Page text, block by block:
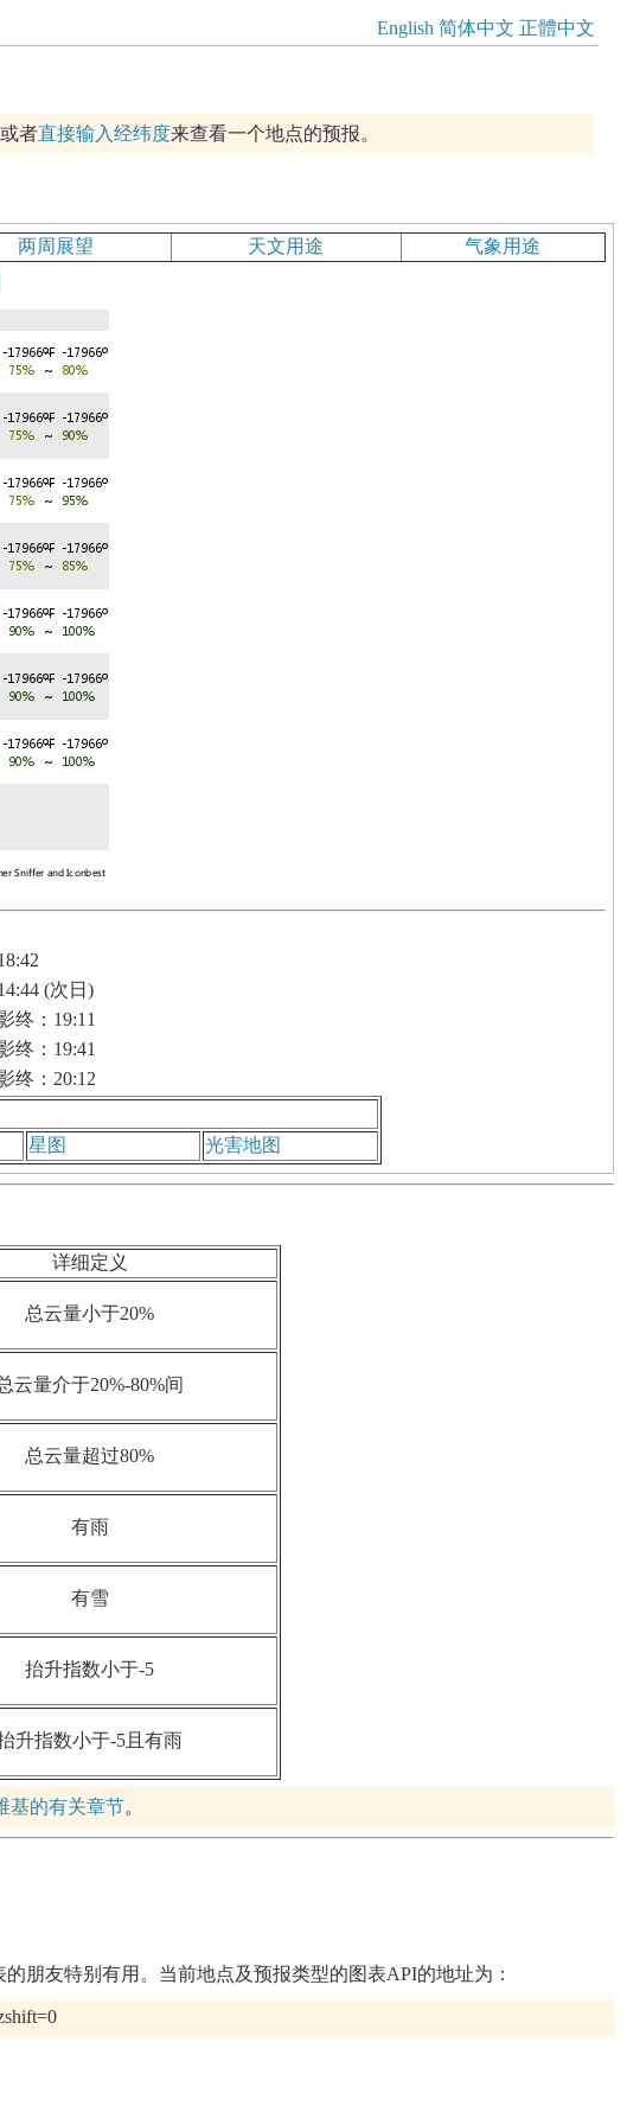
English 简体中文 正體中文
者直接输入经纬度来查看一个地点的预报。
两周展望 天文用途
气象用途
(次日)
终：19:11
终：19:41
终：20:12
星图 光害地图
详细定义
总云量小于20%
云量介于20%-80%间
总云量超过80%
有雨
有雪
抬升指数小于-5
升指数小于-5且有雨
基的有关章节。
朋友特别有用。当前地点及预报类型的图表API的地址为：